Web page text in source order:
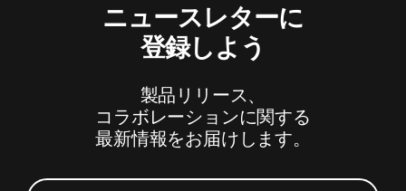
ニュースレターに
登録しよう
製品リリース、
コラボレーションに関する
最新情報をお届けします。